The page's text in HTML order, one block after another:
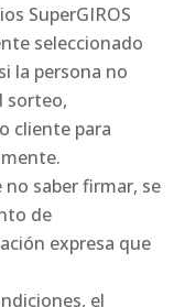
SuperGIROS
seleccionado
la persona no
sorteo,
cliente para
saber firmar, se
de
expresa que
el